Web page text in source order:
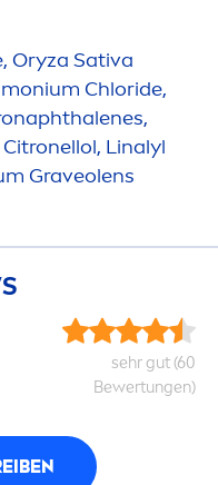
Oryza Sativa
Chloride,
naphthalenes,
Linalyl
Graveolens
sehr gut (60
Bewertungen)